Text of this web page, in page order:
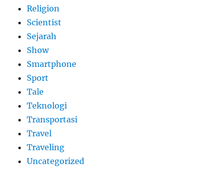
Religion
Scientist
Sejarah
Show
Smartphone
Sport
Tale
Teknologi
Transportasi
Travel
Traveling
Uncategorized